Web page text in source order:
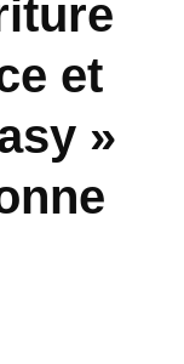
et
»